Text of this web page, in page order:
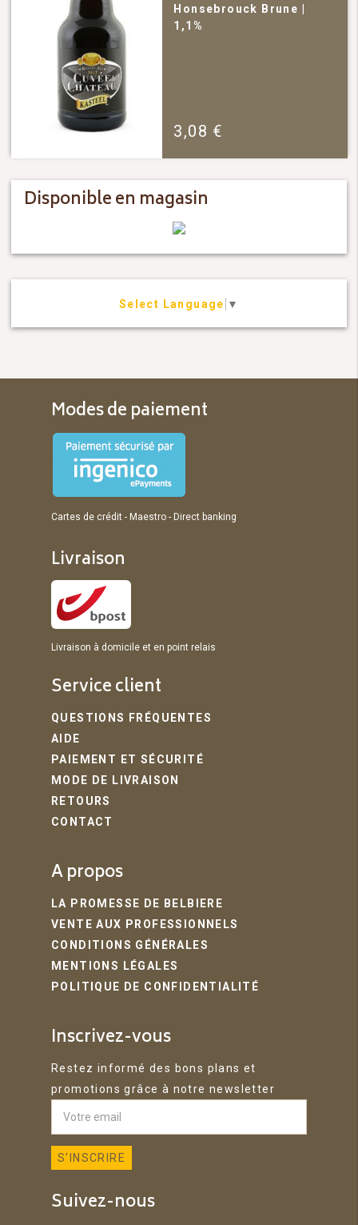
Honsebrouck Brune
1,1%
3,08 €
Disponible en magasin
Select Language ▼
Modes de paiement
Cartes de crédit - Maestro - Direct banking
Livraison
Livraison à domicile et en point relais
Service client
QUESTIONS FRÉQUENTES
AIDE
PAIEMENT ET SÉCURITÉ
MODE DE LIVRAISON
RETOURS
CONTACT
A propos
LA PROMESSE DE BELBIERE
VENTE AUX PROFESSIONNELS
CONDITIONS GÉNÉRALES
MENTIONS LÉGALES
POLITIQUE DE CONFIDENTIALITÉ
Inscrivez-vous
Restez informé des bons plans et
promotions grâce à notre newsletter
Suivez-nous